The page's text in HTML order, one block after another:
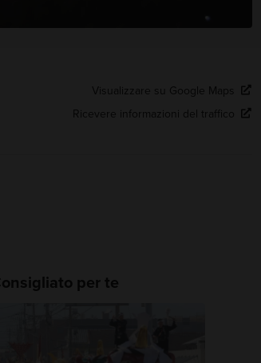
Visualizzare su Google Maps
Ricevere informazioni del traffico
per te